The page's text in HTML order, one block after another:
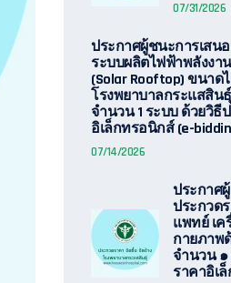
07/31/2026
ประกาศผู้ชนะการเสน
ระบบผลิตไฟฟ้าพลังง
(Solar Rooftop) ขนาด
โรงพยาบาลกระแสสิน
จำนวน 1 ระบบ ด้วยวิธี
อิเล็กทรอนิกส์ (e-
07/14/2026
ประกาศ
ประกวด
แพทย์ เค
กายภาพ
จำนวน ๑
ราคาอิเ